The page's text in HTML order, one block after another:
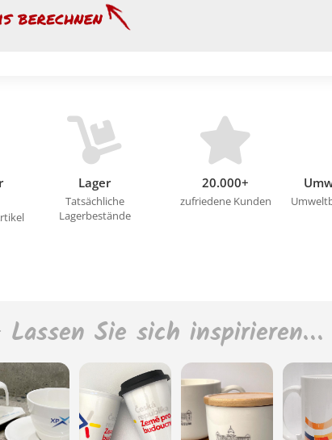
Lager
Tatsächliche
Lagerbestände
20.000+
zufriedene Kunden
Lassen Sie sich inspirieren…